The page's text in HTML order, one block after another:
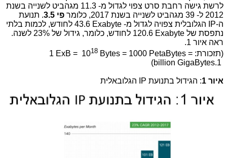
לרשת גישה רחבת סרט צפוי לגדול מ- 11.3 מגהביט לשנייה בשנת
2012 ל- 39 מגהביט לשנייה בשנת 2017, כלומר
פי 3.5
. תנועת
ה-IP הגלובלית צפויה לגדול מ- 43.6 Exabyte לחודש, לכמות בלתי
נתפסת של 120.6 Exabyte
לחודש, כלומר, גידול של 23% לשנה.
ראה איור 1.
(תזכורת:
1 ExB = 1018 Bytes = 1000 PetaBytes =
1
billion GigaBytes.
)
איור 1 : הגידול בתנועת IP הגלובאלית